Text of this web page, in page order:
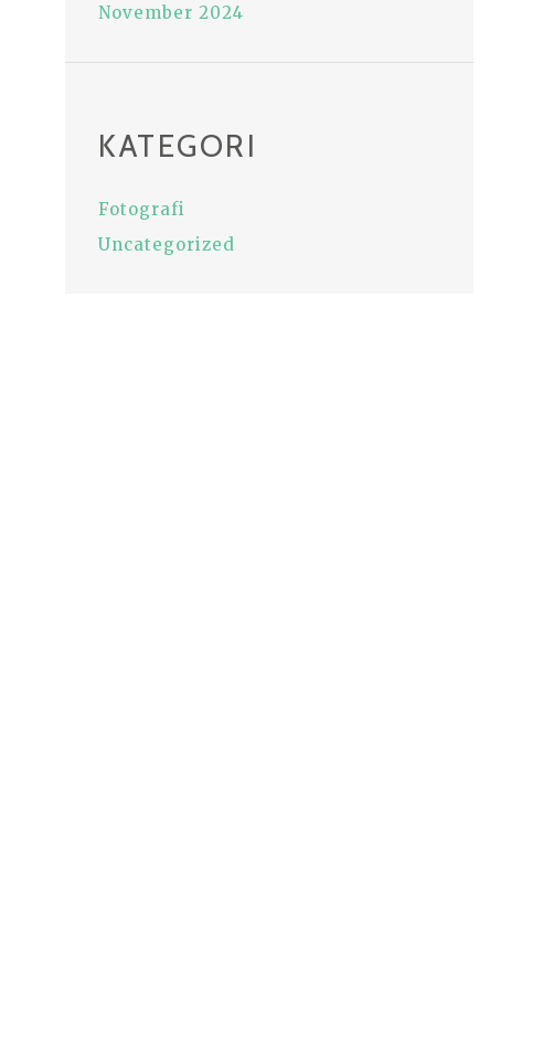
November 2024
KATEGORI
Fotografi
Uncategorized